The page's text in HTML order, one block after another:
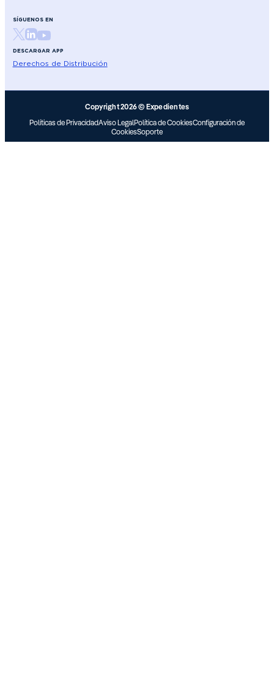
SÍGUENOS EN
DESCARGAR APP
Derechos de Distribución
Copyright 2026 © Expedientes
Políticas de PrivacidadAviso LegalPolítica de CookiesConfiguración de
CookiesSoporte